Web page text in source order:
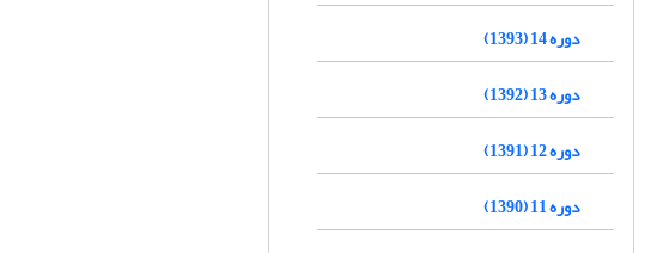
دوره 14 (1393)
دوره 13 (1392)
دوره 12 (1391)
دوره 11 (1390)